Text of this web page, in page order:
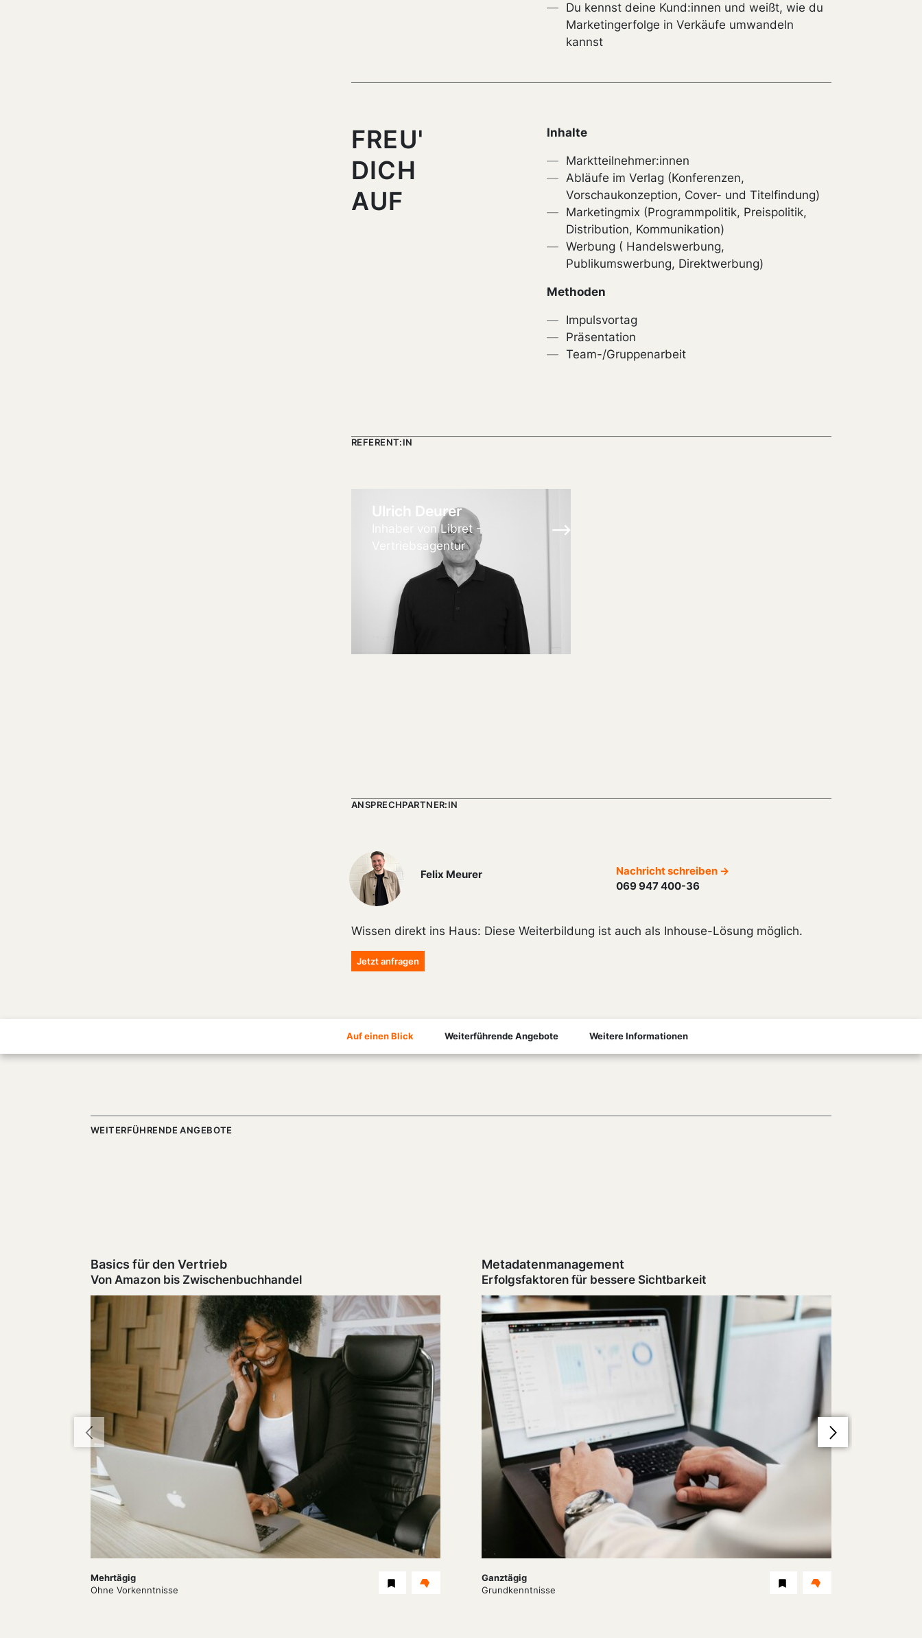
Du kennst deine Kund:innen und weißt, wie du
Marketingerfolge in Verkäufe umwandeln
kannst
FREU'
DICH
AUF
Inhalte
Marktteilnehmer:innen
Abläufe im Verlag (Konferenzen,
Vorschaukonzeption, Cover- und Titelfindung)
Marketingmix (Programmpolitik, Preispolitik,
Distribution, Kommunikation)
Werbung ( Handelswerbung,
Publikumswerbung, Direktwerbung)
Methoden
Impulsvortag
Präsentation
Team-/Gruppenarbeit
REFERENT:IN
Ulrich Deurer
Inhaber von Libret -
Vertriebsagentur
ANSPRECHPARTNER:IN
Felix Meurer
Nachricht schreiben →
069 947 400-36
Wissen direkt ins Haus: Diese Weiterbildung ist auch als Inhouse-Lösung möglich.
Jetzt anfragen
Auf einen Blick Weiterführende Angebote Weitere Informationen
WEITERFÜHRENDE ANGEBOTE
Basics für den Vertrieb
Von Amazon bis Zwischenbuchhandel
Dauer:
Mehrtägig
Level
Ohne Vorkenntnisse
Metadatenmanagement
Erfolgsfaktoren für bessere Sichtbarkeit
Dauer:
Ganztägig
Level
Grundkenntnisse